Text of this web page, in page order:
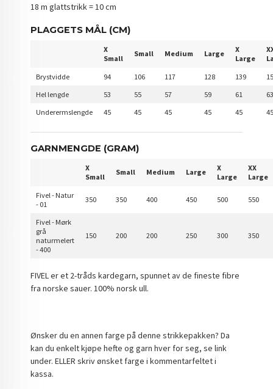
18 m glattstrikk = 10 cm
PLAGGETS MÅL (CM)
X
Small
Small Medium Large
X
Large
Brystvidde
94 106 117 128 139
Hel lengde
53 55 57 59 61
Underermslengde
45 45 45 45 45
GARNMENGDE (GRAM)
X
Small
Small Medium Large
X
Large
XX
Large
Fivel - Natur
- 01
350 350 400 450 500 550
Fivel - Mørk
grå
naturmelert
- 400
150 200 200 250 300 350
FIVEL er et 2-tråds kardegarn, spunnet av de fineste fibre
fra norske sauer. 100% norsk ull.
Ønsker du en annen farge på denne strikkepakken? Da
kan du enkelt kjøpe hefte og garn hver for seg, se link
under. ELLER skriv ønsket farge i kommentarfeltet i
kassa.